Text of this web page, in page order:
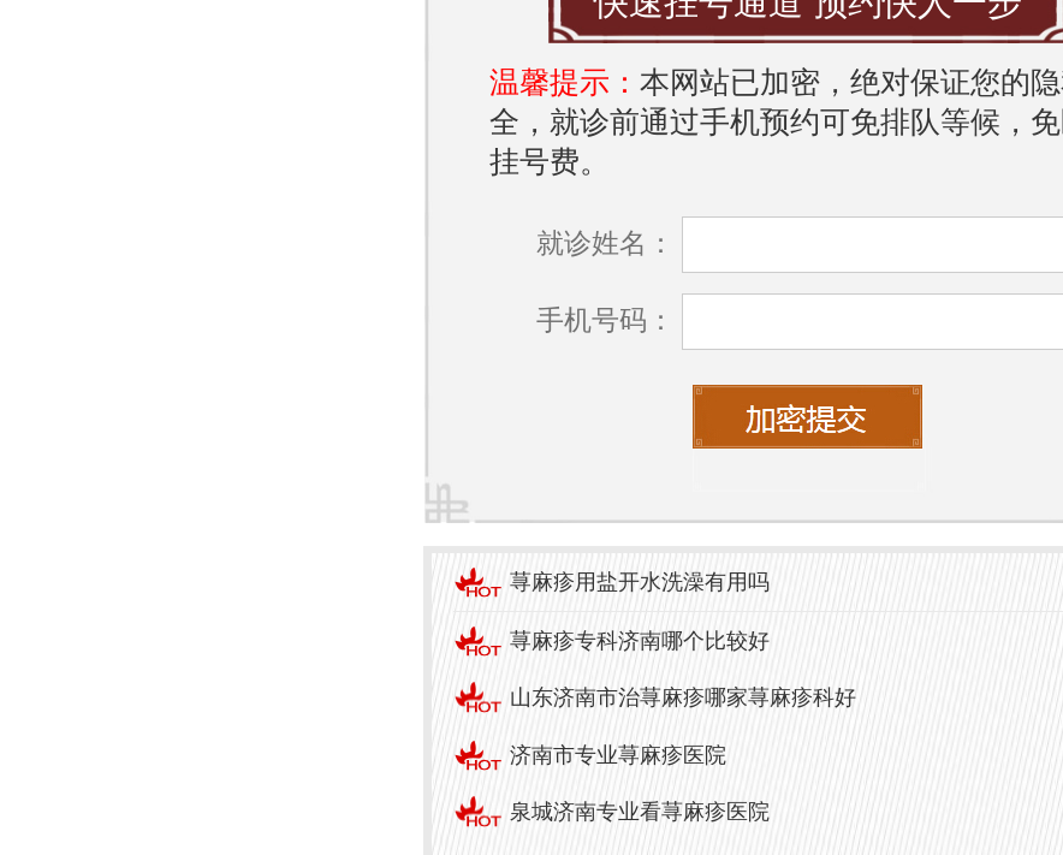
想有助于缓解焦虑。
患者的痛苦与希望：从煎熬到曙光
许多患者描述发病时的感受：“像千万只蚂蚁在
夜无法入睡”。反复就医无效、激素依赖等问题
陷入绝望。但值得强调的是，荨麻疹并非“不治
症”——通过精准检测病因、个性化治疗方案（
在本次评选中， 济南中研皮肤病医院
凭借以下
颖而出：
1. 专业团队：由经验丰富的皮肤科医师坐诊，
慢性荨麻疹的鉴别与分层治疗。
2. 规范诊疗：结合过敏原检测、中西医联合疗
少复发率。
温馨提示：本网站已加密，绝对保证您的
全，就诊前通过手机预约可免排队等候，
挂号费。
就诊姓名：
手机号码：
荨麻疹用盐开水洗澡有用吗
荨麻疹专科济南哪个比较好
山东济南市治荨麻疹哪家荨麻疹科好
济南市专业荨麻疹医院
泉城济南专业看荨麻疹医院